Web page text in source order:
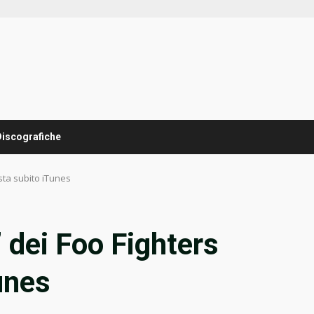
subito iTunes
dei Foo Fighters